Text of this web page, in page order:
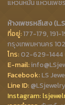
แหวนหมั้น แหวนเพชร
ห้างเพชรหลีเสง
ที่อยู่:177-179,
กรุงเทพมหานคร
โทร:02-629-1444
E-mail:
Facebook:LS
Line ID:
Instagram: